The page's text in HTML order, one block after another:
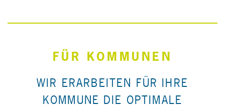
FÜR KOMMUNEN
WIR ERARBEITEN FÜR IHRE
KOMMUNE DIE OPTIMALE